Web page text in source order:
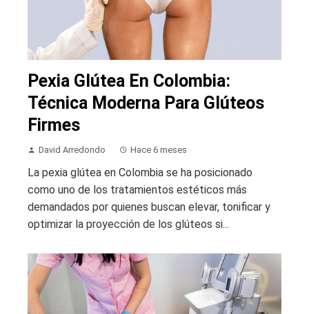
Pexia Glútea En Colombia:
Técnica Moderna Para Glúteos
Firmes
David Arredondo Hace 6 meses
La pexia glútea en Colombia se ha posicionado
como uno de los tratamientos estéticos más
demandados por quienes buscan elevar, tonificar y
optimizar la proyección de los glúteos si...